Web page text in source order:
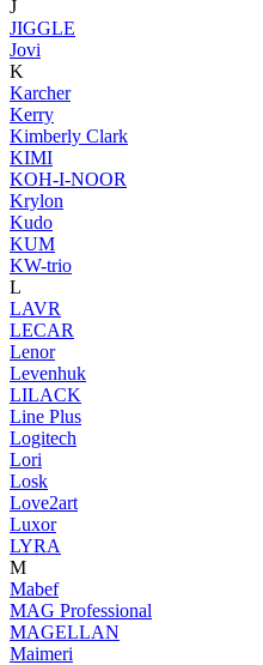
J
JIGGLE
Jovi
K
Karcher
Kerry
Kimberly Clark
KIMI
KOH-I-NOOR
Krylon
Kudo
KUM
KW-trio
L
LAVR
LECAR
Lenor
Levenhuk
LILACK
Line Plus
Logitech
Lori
Losk
Love2art
Luxor
LYRA
M
Mabef
MAG Professional
MAGELLAN
Maimeri